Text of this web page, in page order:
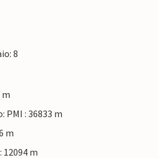
8
m
PMI : 36833 m
m
m